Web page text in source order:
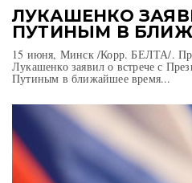
ЛУКАШЕНКО
ПУТИНЫМ В
15 июня, Минск /Корр. БЕЛТА/.
Лукашенко заявил о встрече с
Путиным в ближайшее время...